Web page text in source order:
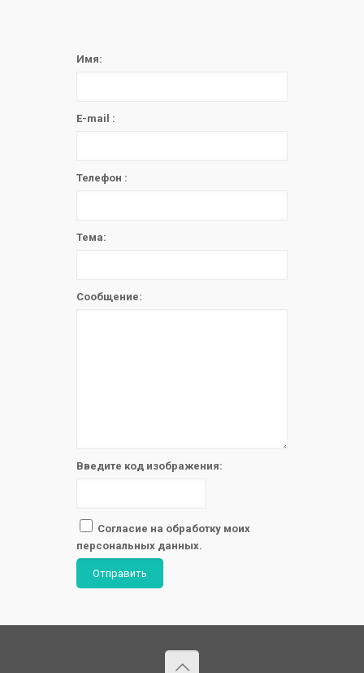
Имя:
E-mail :
Телефон :
Тема:
Сообщение:
Введите код изображения:
Согласие на обработку моих
персональных данных.
Отправить